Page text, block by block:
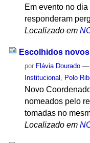
Em evento no
responderam
Localizado em
Escolhidos
por Flávia Dourado —
Institucional , Polo
Novo
nomeados pelo
tomadas no
Localizado em